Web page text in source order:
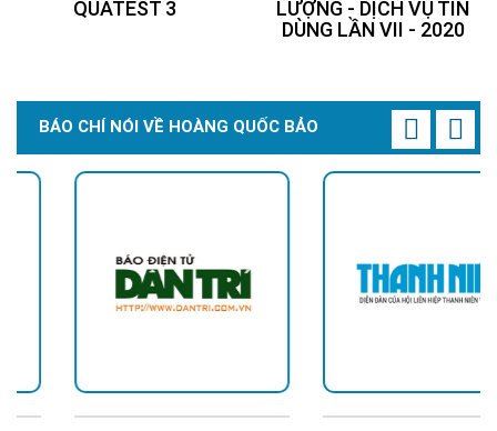
QUATEST 3
LƯỢNG - DỊCH VỤ TIN
DÙNG LẦN VII - 2020
BÁO CHÍ NÓI VỀ HOÀNG QUỐC BẢO